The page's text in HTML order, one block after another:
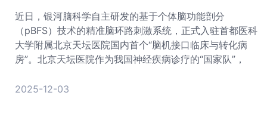
近日，银河脑科学自主研发的基于个体脑功能剖分
（pBFS）技术的精准脑环路刺激系统，正式入驻首都医科
大学附属北京天坛医院国内首个“脑机接口临床与转化病
房”。北京天坛医院作为我国神经疾病诊疗的“国家队”，
2025-12-03